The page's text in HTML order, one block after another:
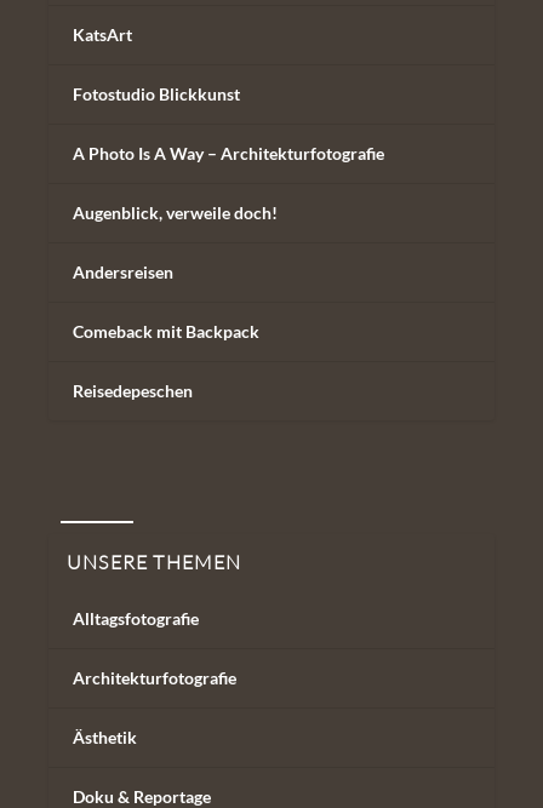
KatsArt
Fotostudio Blickkunst
A Photo Is A Way – Architekturfotografie
Augenblick, verweile doch!
Andersreisen
Comeback mit Backpack
Reisedepeschen
UNSERE THEMEN
Alltagsfotografie
Architekturfotografie
Ästhetik
Doku & Reportage